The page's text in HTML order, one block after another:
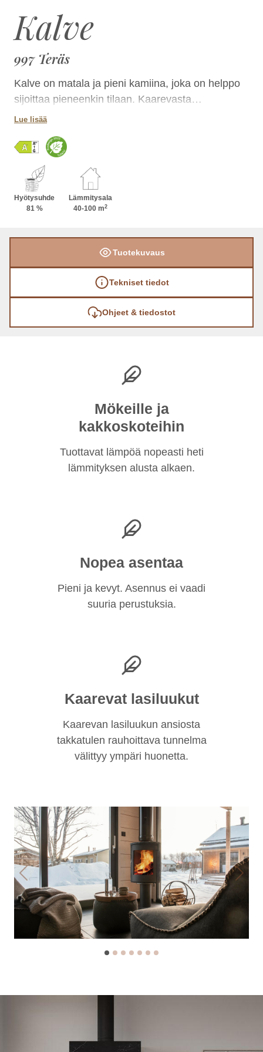
Kalve
997 Teräs
Kalve on matala ja pieni kamiina, joka on helppo
sijoittaa pieneenkin tilaan. Kaarevasta
lasiluukusta ihailet tulta eri puolilla huonetta.
Lue lisää
Hyötysuhde
81 %
Lämmitysala
40-100 m2
Tuotekuvaus
Tekniset tiedot
Ohjeet & tiedostot
Mökeille ja
kakkoskoteihin
Tuottavat lämpöä nopeasti heti
lämmityksen alusta alkaen.
Nopea asentaa
Pieni ja kevyt. Asennus ei vaadi
suuria perustuksia.
Kaarevat lasiluukut
Kaarevan lasiluukun ansiosta
takkatulen rauhoittava tunnelma
välittyy ympäri huonetta.
Previous Next